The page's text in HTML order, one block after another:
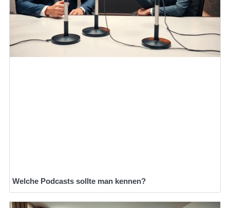
Welche Podcasts sollte man kennen?